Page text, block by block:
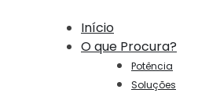
Início
O que Procura?
Potência
Soluções